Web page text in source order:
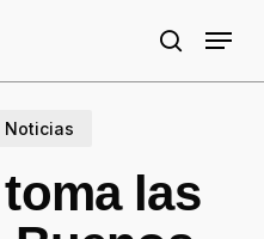
search
Menu
Noticias
las